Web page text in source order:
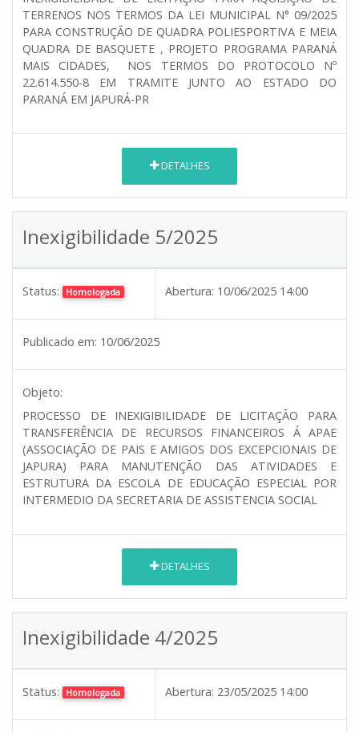
TERRENOS NOS TERMOS DA LEI MUNICIPAL N° 09/2025
PARA CONSTRUÇÃO DE QUADRA POLIESPORTIVA E MEIA
QUADRA DE BASQUETE , PROJETO PROGRAMA PARANÁ
MAIS CIDADES, NOS TERMOS DO PROTOCOLO Nº
22.614.550-8 EM TRAMITE JUNTO AO ESTADO DO
PARANÁ EM JAPURÁ-PR
DETALHES
Inexigibilidade 5/2025
Status: Homologada Abertura: 10/06/2025 14:00
Publicado em: 10/06/2025
Objeto:
PROCESSO DE INEXIGIBILIDADE DE LICITAÇÃO PARA
TRANSFERÊNCIA DE RECURSOS FINANCEIROS Á APAE
(ASSOCIAÇÃO DE PAIS E AMIGOS DOS EXCEPCIONAIS DE
JAPURA) PARA MANUTENÇÃO DAS ATIVIDADES E
ESTRUTURA DA ESCOLA DE EDUCAÇÃO ESPECIAL POR
INTERMEDIO DA SECRETARIA DE ASSISTENCIA SOCIAL
DETALHES
Inexigibilidade 4/2025
Status: Homologada Abertura: 23/05/2025 14:00